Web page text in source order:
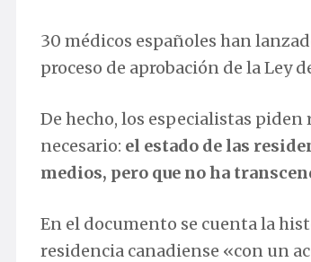
30 médicos españoles han
proceso de aprobación de la Ley
De hecho, los especialistas
necesario: el estado de las
medios, pero que no ha
En el documento se cuenta la
residencia canadiense «con un